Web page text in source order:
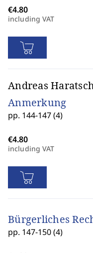
including VAT
Andreas
Anmerkung
pp. 144-147 (4)
including VAT
Bürgerliches
pp. 147-150 (4)